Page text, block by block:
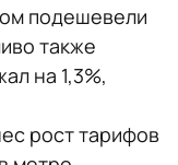
подешевели
также
на 1,3%,
рост тарифов